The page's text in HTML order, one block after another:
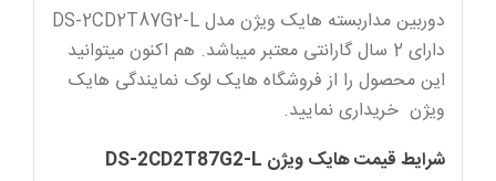
دوربین مداربسته هایک ویژن مدل DS-2CD2T87G2-L
دارای 2 سال گارانتی معتبر میباشد. هم اکنون میتوانید
این محصول را از فروشگاه هایک لوک نمایندگی هایک
ویژن خریداری نمایید.
شرایط قیمت هایک ویژن DS-2CD2T87G2-L